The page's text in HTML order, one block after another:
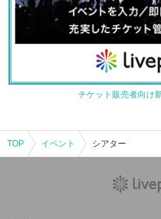
チケット販売者向け
TOP イベント シアター